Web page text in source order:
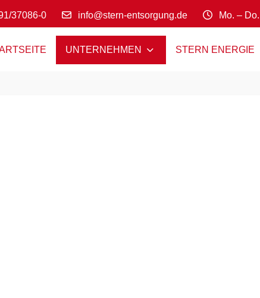
37086-0 info@stern-entsorgung.de Mo. –
UNTERNEHMEN STERN ENERGIE